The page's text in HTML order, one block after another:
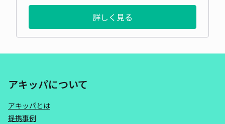
詳しく見る
アキッパについて
アキッパとは
提携事例